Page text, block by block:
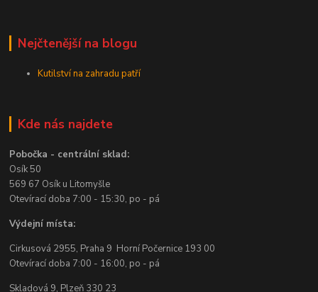
Nejčtenější na blogu
Kutilství na zahradu patří
Kde nás najdete
Pobočka - centrální sklad:
Osík 50
569 67 Osík u Litomyšle
Otevírací doba 7:00 - 15:30, po - pá
Výdejní místa:
Cirkusová 2955, Praha 9 Horní Počernice 193 00
Otevírací doba 7:00 - 16:00, po - pá
Skladová 9, Plzeň 330 23